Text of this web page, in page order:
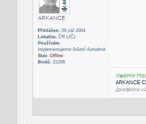
ARKANCE
Přihlášen:09.zář.2004
Lokalita:ČR (JČ)
Používám:
Implementujeme řešení Autodesk
Stav: Offline
Bodů:22208
Vladimír
ARKANCE
(podpora